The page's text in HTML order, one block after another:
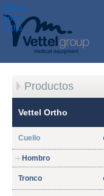
Adiggy
Sport
Ortho
Productos
Vettel Ortho
Cuello
Hombro
Tronco